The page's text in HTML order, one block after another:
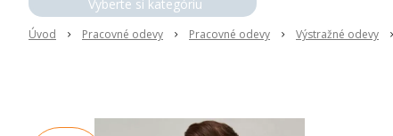
Úvod Pracovné odevy Pracovné odevy Výstražné odevy
Vyberte si kategóriu